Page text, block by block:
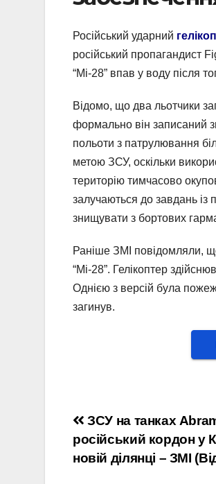
Російський ударний
російський пропагандист
“Мі-28” впав у воду після
Відомо, що два льотчики
формально він записаний
польоти з патрулювання
метою ЗСУ, оскільки
територію тимчасово
залучаються до завдань із
знищувати з бортових
Раніше ЗМІ повідомляли,
“Мі-28”. Гелікоптер
Однією з версій була
загинув.
Навігація
записів
ЗСУ на танках
російський кордон у
новій ділянці – ЗМІ